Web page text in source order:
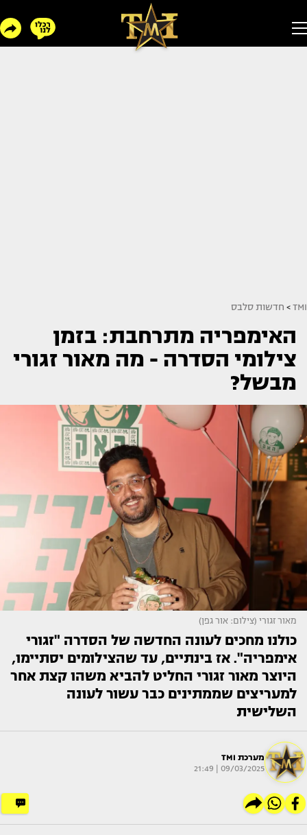
TMI
> חדשות סלבס
האימפריה מתרחבת: בזמן
צילומי הסדרה - מה מאור זגורי
מבשל?
מאור זגורי (צילום: אור גפן)
כולנו מחכים לעונה החדשה של הסדרה "זגורי
אימפריה". אז בינתיים, עד שהצילומים יסתיימו,
היוצר מאור זגורי החליט להביא משהו קצת אחר
למעריצים שממתינים כבר עשור לעונה
השלישית
מערכת TMI
09/03/2025 | 21:49